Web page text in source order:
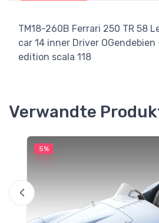
TM18-260B Ferrari 250 TR 58
car 14 inner Driver
edition scala 118
Verwandte
5%